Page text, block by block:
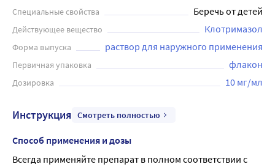
Специальные свойства Беречь от детей
Действующее вещество Клотримазол
Форма выпуска раствор для наружного применения
Первичная упаковка флакон
Дозировка 10 мг/мл
Инструкция Смотреть полностью
Способ применения и дозы
Всегда применяйте препарат в полном соответствии с